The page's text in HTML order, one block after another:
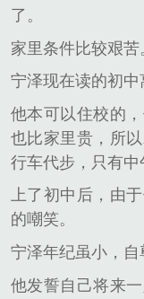
了。
家里条件比较艰苦
宁泽现在读的初中
他本可以住校的
也比家里贵，所
行车代步，只有中
上了初中后，由
的嘲笑。
宁泽年纪虽小，自
他发誓自己将来